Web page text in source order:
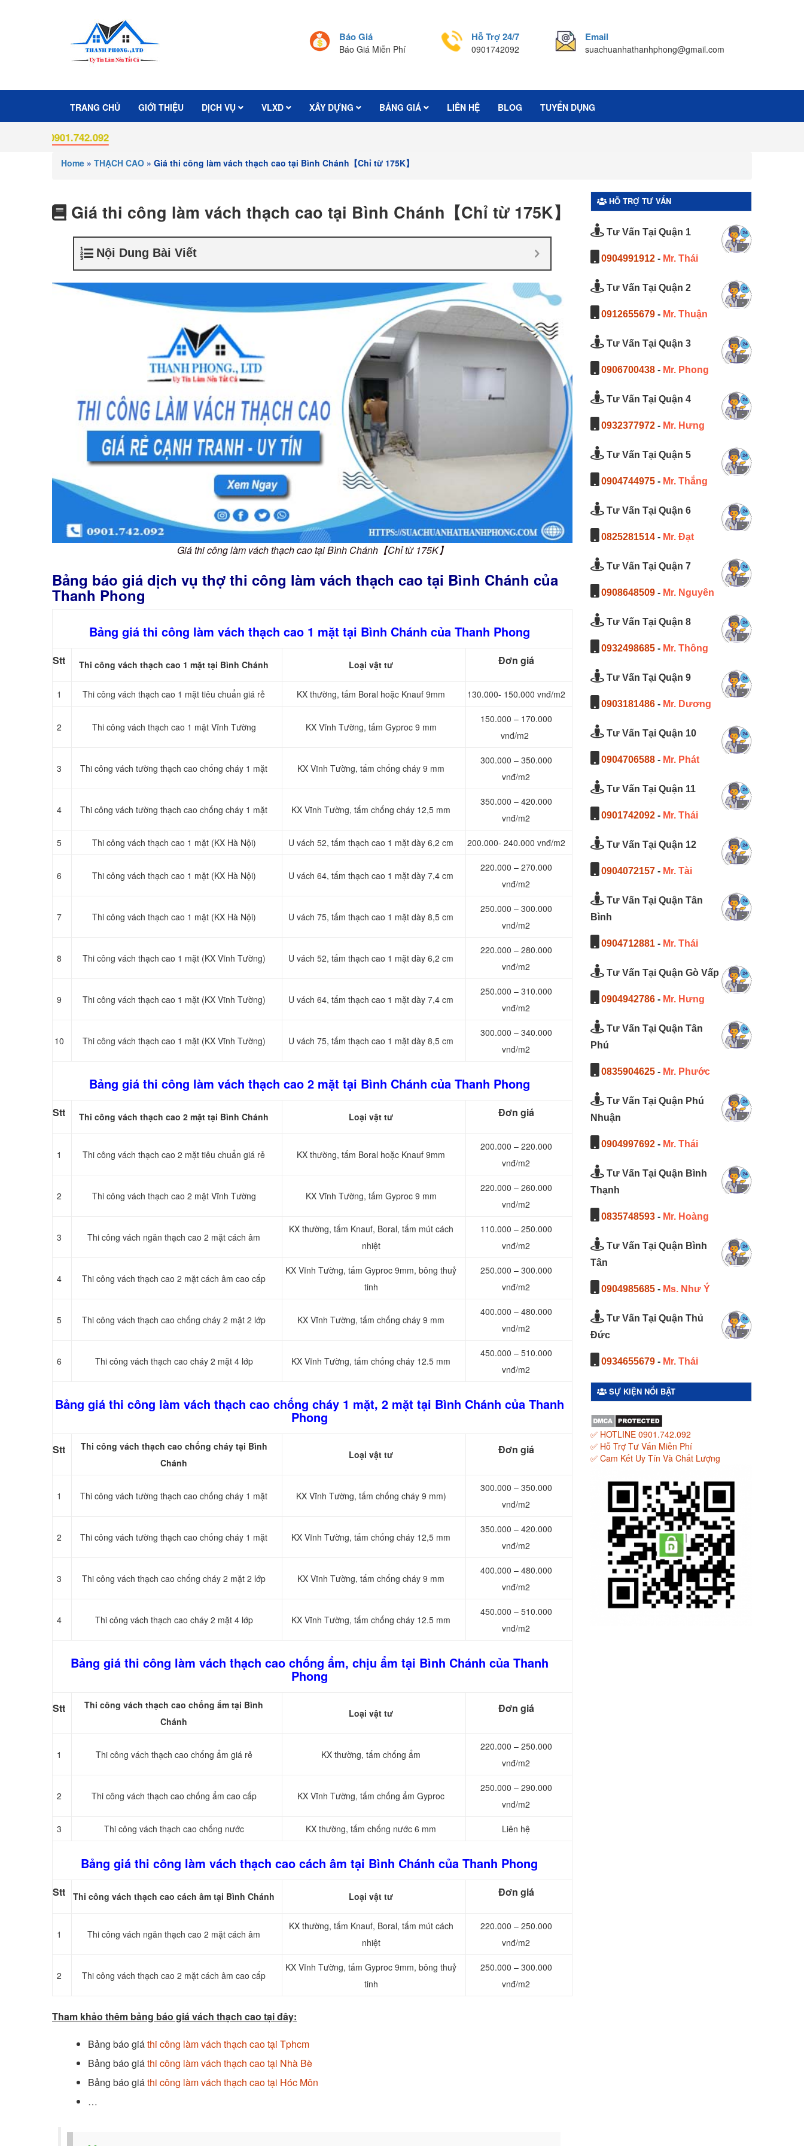
Báo Giá
Báo Giá Miễn Phí
Hỗ Trợ 24/7
0901742092
Email
suachuanhathanhphong@gmail.com
TRANG CHỦ GIỚI THIỆU DỊCH VỤ VLXD XÂY DỰNG BẢNG GIÁ LIÊN HỆ BLOG TUYỂN DỤNG
0901.742.092
Home » THẠCH CAO » Giá thi công làm vách thạch cao tại Bình Chánh【Chỉ từ 175K】
Giá thi công làm vách thạch cao tại Bình Chánh【Chỉ từ 175K】
Nội Dung Bài Viết
Giá thi công làm vách thạch cao tại Bình Chánh【Chỉ từ 175K】
Bảng báo giá dịch vụ thợ thi công làm vách thạch cao tại Bình Chánh của
Thanh Phong
Bảng giá thi công làm vách thạch cao 1 mặt tại Bình Chánh của Thanh Phong
Stt Thi công vách thạch cao 1 mặt tại Bình Chánh Loại vật tư Đơn giá
1 Thi công vách thạch cao 1 mặt tiêu chuẩn giá rẻ KX thường, tấm Boral hoặc Knauf 9mm 130.000- 150.000 vnđ/m2
2 Thi công vách thạch cao 1 mặt Vĩnh Tường KX Vĩnh Tường, tấm Gyproc 9 mm
150.000 – 170.000
vnđ/m2
3 Thi công vách tường thạch cao chống cháy 1 mặt KX Vĩnh Tường, tấm chống cháy 9 mm
300.000 – 350.000
vnđ/m2
4 Thi công vách tường thạch cao chống cháy 1 mặt KX Vĩnh Tường, tấm chống cháy 12,5 mm
350.000 – 420.000
vnđ/m2
5 Thi công vách thạch cao 1 mặt (KX Hà Nội) U vách 52, tấm thạch cao 1 mặt dày 6,2 cm 200.000- 240.000 vnđ/m2
6 Thi công vách thạch cao 1 mặt (KX Hà Nội) U vách 64, tấm thạch cao 1 mặt dày 7,4 cm
220.000 – 270.000
vnđ/m2
7 Thi công vách thạch cao 1 mặt (KX Hà Nội) U vách 75, tấm thạch cao 1 mặt dày 8,5 cm
250.000 – 300.000
vnđ/m2
8 Thi công vách thạch cao 1 mặt (KX Vĩnh Tường) U vách 52, tấm thạch cao 1 mặt dày 6,2 cm
220.000 – 280.000
vnđ/m2
9 Thi công vách thạch cao 1 mặt (KX Vĩnh Tường) U vách 64, tấm thạch cao 1 mặt dày 7,4 cm
250.000 – 310.000
vnđ/m2
10 Thi công vách thạch cao 1 mặt (KX Vĩnh Tường) U vách 75, tấm thạch cao 1 mặt dày 8,5 cm
300.000 – 340.000
vnđ/m2
Bảng giá thi công làm vách thạch cao 2 mặt tại Bình Chánh của Thanh Phong
Stt Thi công vách thạch cao 2 mặt tại Bình Chánh Loại vật tư Đơn giá
1 Thi công vách thạch cao 2 mặt tiêu chuẩn giá rẻ KX thường, tấm Boral hoặc Knauf 9mm
200.000 – 220.000
vnđ/m2
2 Thi công vách thạch cao 2 mặt Vĩnh Tường KX Vĩnh Tường, tấm Gyproc 9 mm
220.000 – 260.000
vnđ/m2
3 Thi công vách ngăn thạch cao 2 mặt cách âm
KX thường, tấm Knauf, Boral, tấm mút cách
nhiệt
110.000 – 250.000
vnđ/m2
4 Thi công vách thạch cao 2 mặt cách âm cao cấp
KX Vĩnh Tường, tấm Gyproc 9mm, bông thuỷ
tinh
250.000 – 300.000
vnđ/m2
5 Thi công vách thạch cao chống cháy 2 mặt 2 lớp KX Vĩnh Tường, tấm chống cháy 9 mm
400.000 – 480.000
vnđ/m2
6 Thi công vách thạch cao cháy 2 mặt 4 lớp KX Vĩnh Tường, tấm chống cháy 12.5 mm
450.000 – 510.000
vnđ/m2
Bảng giá thi công làm vách thạch cao chống cháy 1 mặt, 2 mặt tại Bình Chánh của Thanh
Phong
Stt
Thi công vách thạch cao chống cháy tại Bình
Chánh
Loại vật tư Đơn giá
1 Thi công vách tường thạch cao chống cháy 1 mặt KX Vĩnh Tường, tấm chống cháy 9 mm)
300.000 – 350.000
vnđ/m2
2 Thi công vách tường thạch cao chống cháy 1 mặt KX Vĩnh Tường, tấm chống cháy 12,5 mm
350.000 – 420.000
vnđ/m2
3 Thi công vách thạch cao chống cháy 2 mặt 2 lớp KX Vĩnh Tường, tấm chống cháy 9 mm
400.000 – 480.000
vnđ/m2
4 Thi công vách thạch cao cháy 2 mặt 4 lớp KX Vĩnh Tường, tấm chống cháy 12.5 mm
450.000 – 510.000
vnđ/m2
Bảng giá thi công làm vách thạch cao chống ẩm, chịu ẩm tại Bình Chánh của Thanh
Phong
Stt
Thi công vách thạch cao chống ẩm tại Bình
Chánh
Loại vật tư Đơn giá
1 Thi công vách thạch cao chống ẩm giá rẻ KX thường, tấm chống ẩm
220.000 – 250.000
vnđ/m2
2 Thi công vách thạch cao chống ẩm cao cấp KX Vĩnh Tường, tấm chống ẩm Gyproc
250.000 – 290.000
vnđ/m2
3 Thi công vách thạch cao chống nước KX thường, tấm chống nước 6 mm Liên hệ
Bảng giá thi công làm vách thạch cao cách âm tại Bình Chánh của Thanh Phong
Stt Thi công vách thạch cao cách âm tại Bình Chánh Loại vật tư Đơn giá
1 Thi công vách ngăn thạch cao 2 mặt cách âm
KX thường, tấm Knauf, Boral, tấm mút cách
nhiệt
220.000 – 250.000
vnđ/m2
2 Thi công vách thạch cao 2 mặt cách âm cao cấp
KX Vĩnh Tường, tấm Gyproc 9mm, bông thuỷ
tinh
250.000 – 300.000
vnđ/m2
Tham khảo thêm bảng báo giá vách thạch cao tại đây:
Bảng báo giáthi công làm vách thạch cao tại Tphcm
Bảng báo giáthi công làm vách thạch cao tại Nhà Bè
Bảng báo giáthi công làm vách thạch cao tại Hóc Môn
…
HỖ TRỢ TƯ VẤN
Tư Vấn Tại Quận 1
0904991912 - Mr. Thái
Tư Vấn Tại Quận 2
0912655679 - Mr. Thuận
Tư Vấn Tại Quận 3
0906700438 - Mr. Phong
Tư Vấn Tại Quận 4
0932377972 - Mr. Hưng
Tư Vấn Tại Quận 5
0904744975 - Mr. Thắng
Tư Vấn Tại Quận 6
0825281514 - Mr. Đạt
Tư Vấn Tại Quận 7
0908648509 - Mr. Nguyên
Tư Vấn Tại Quận 8
0932498685 - Mr. Thông
Tư Vấn Tại Quận 9
0903181486 - Mr. Dương
Tư Vấn Tại Quận 10
0904706588 - Mr. Phát
Tư Vấn Tại Quận 11
0901742092 - Mr. Thái
Tư Vấn Tại Quận 12
0904072157 - Mr. Tài
Tư Vấn Tại Quận Tân
Bình
0904712881 - Mr. Thái
Tư Vấn Tại Quận Gò Vấp
0904942786 - Mr. Hưng
Tư Vấn Tại Quận Tân
Phú
0835904625 - Mr. Phước
Tư Vấn Tại Quận Phú
Nhuận
0904997692 - Mr. Thái
Tư Vấn Tại Quận Bình
Thạnh
0835748593 - Mr. Hoàng
Tư Vấn Tại Quận Bình
Tân
0904985685 - Ms. Như Ý
Tư Vấn Tại Quận Thủ
Đức
0934655679 - Mr. Thái
SỰ KIỆN NỔI BẬT
✅ HOTLINE 0901.742.092
✅ Hỗ Trợ Tư Vấn Miễn Phí
✅ Cam Kết Uy Tín Và Chất Lượng